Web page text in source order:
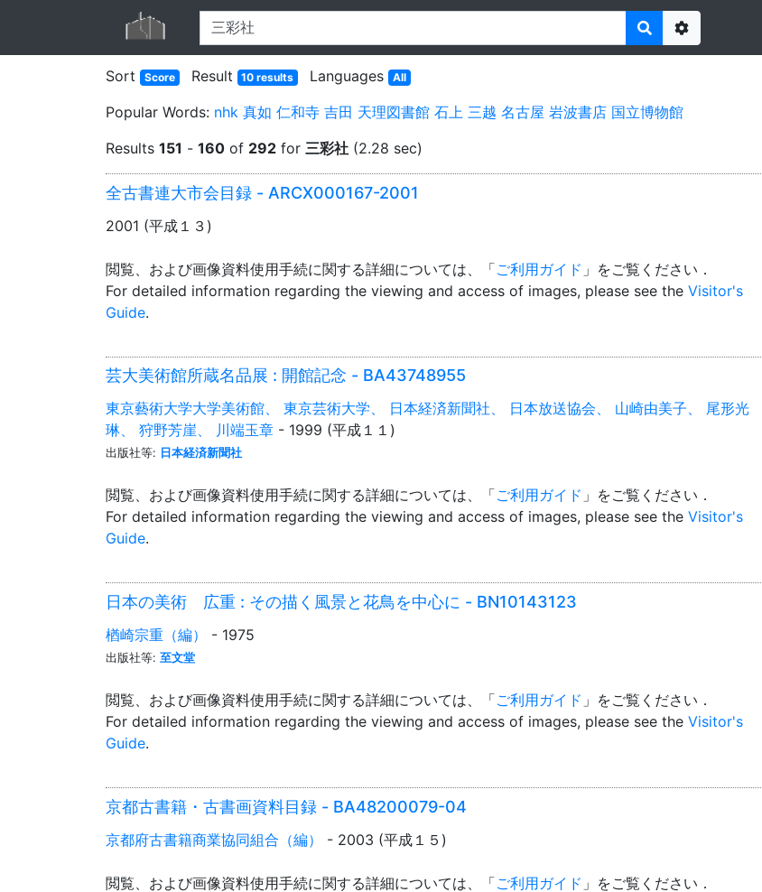
Options
Sort Score Result 10 results Languages All
Popular Words: nhk 真如 仁和寺 吉田 天理図書館 石上 三越 名古屋 岩波書店 国立博物館
Results 151 - 160 of 292 for 三彩社 (2.28 sec)
全古書連大市会目録 - ARCX000167-2001
2001 (平成１３)
閲覧、および画像資料使用手続に関する詳細については、「ご利用ガイド 」をご覧ください．
For detailed information regarding the viewing and access of images, please see the Visitor's
Guide.
芸大美術館所蔵名品展 : 開館記念 - BA43748955
東京藝術大学大学美術館、 東京芸術大学、 日本経済新聞社、 日本放送協会、 山崎由美子、 尾形光
琳、 狩野芳崖、 川端玉章 - 1999 (平成１１)
出版社等: 日本経済新聞社
閲覧、および画像資料使用手続に関する詳細については、「ご利用ガイド 」をご覧ください．
For detailed information regarding the viewing and access of images, please see the Visitor's
Guide.
日本の美術 広重 : その描く風景と花鳥を中心に - BN10143123
楢崎宗重（編） - 1975
出版社等: 至文堂
閲覧、および画像資料使用手続に関する詳細については、「ご利用ガイド 」をご覧ください．
For detailed information regarding the viewing and access of images, please see the Visitor's
Guide.
京都古書籍・古書画資料目録 - BA48200079-04
京都府古書籍商業協同組合（編） - 2003 (平成１５)
閲覧、および画像資料使用手続に関する詳細については、「ご利用ガイド 」をご覧ください．